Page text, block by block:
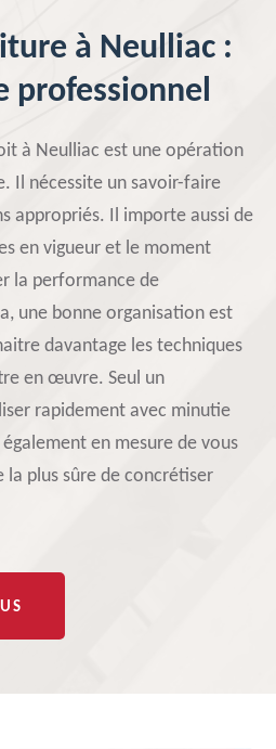
à Neulliac :
professionnel
à Neulliac est une opération
Il nécessite un savoir-faire
appropriés. Il importe aussi de
en vigueur et le moment
la performance de
une bonne organisation est
davantage les techniques
en œuvre. Seul un
rapidement avec minutie
en mesure de vous
la plus sûre de concrétiser